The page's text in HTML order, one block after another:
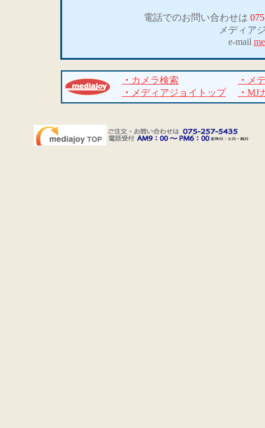
電話でのお問い合わせは
メディア
e-mail
・ カメラ検索 ・ メ
・ メディアジョイトップ ・ MJ